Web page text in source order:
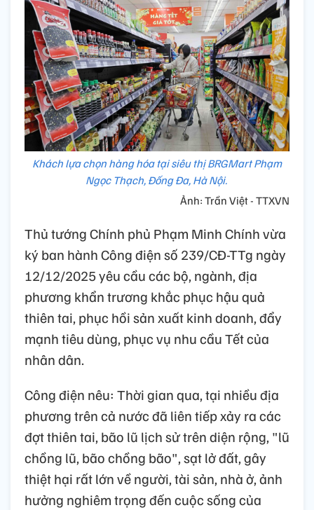
Khách lựa chọn hàng hóa tại siêu thị BRGMart Phạm
Ngọc Thạch, Đống Đa, Hà Nội.
Ảnh: Trần Việt - TTXVN
Thủ tướng Chính phủ Phạm Minh Chính vừa
ký ban hành Công điện số 239/CĐ-TTg ngày
12/12/2025 yêu cầu các bộ, ngành, địa
phương khẩn trương khắc phục hậu quả
thiên tai, phục hồi sản xuất kinh doanh, đẩy
mạnh tiêu dùng, phục vụ nhu cầu Tết của
nhân dân.
Công điện nêu: Thời gian qua, tại nhiều địa
phương trên cả nước đã liên tiếp xảy ra các
đợt thiên tai, bão lũ lịch sử trên diện rộng, "lũ
chồng lũ, bão chồng bão", sạt lở đất, gây
thiệt hại rất lớn về người, tài sản, nhà ở, ảnh
hưởng nghiêm trọng đến cuộc sống của